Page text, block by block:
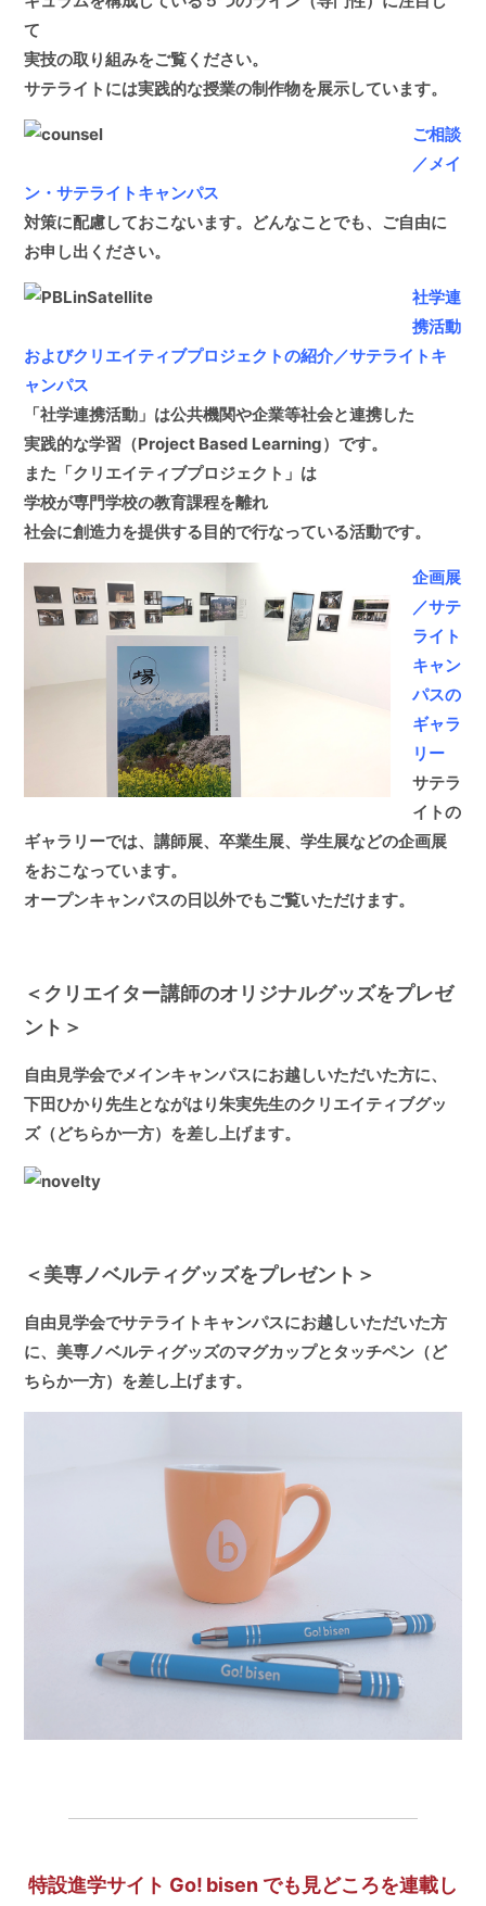
て
実技の取り組みをご覧ください。
サテライトには実践的な授業の制作物を展示しています。
ご相談
／メイ
ン・サテライトキャンパス
対策に配慮しておこないます。どんなことでも、ご自由に
お申し出ください。
社学連
携活動
およびクリエイティブプロジェクトの紹介／サテライトキ
ャンパス
「社学連携活動」は公共機関や企業等社会と連携した
実践的な学習（Project Based Learning）です。
また「クリエイティブプロジェクト」は
学校が専門学校の教育課程を離れ
社会に創造力を提供する目的で行なっている活動です。
企画展
／サテ
ライト
キャン
パスの
ギャラ
リー
サテラ
イトの
ギャラリーでは、講師展、卒業生展、学生展などの企画展
をおこなっています。
オープンキャンパスの日以外でもご覧いただけます。
＜クリエイター講師のオリジナルグッズをプレゼ
ント＞
自由見学会でメインキャンパスにお越しいただいた方に、
下田ひかり先生とながはり朱実先生のクリエイティブグッ
ズ（どちらか一方）を差し上げます。
＜美専ノベルティグッズをプレゼント＞
自由見学会でサテライトキャンパスにお越しいただいた方
に、美専ノベルティグッズのマグカップとタッチペン（ど
ちらか一方）を差し上げます。
特設進学サイト Go! bisen でも見どころを連載し